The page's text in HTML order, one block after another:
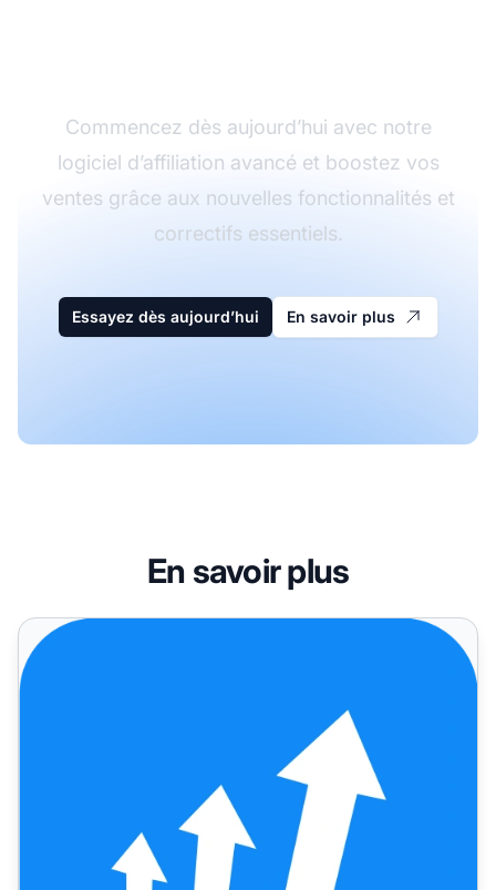
Commencez dès aujourd’hui avec notre
logiciel d’affiliation avancé et boostez vos
ventes grâce aux nouvelles fonctionnalités et
correctifs essentiels.
Essayez dès aujourd’hui En savoir plus
En savoir plus
Améliorations et réparations de problèmes pour avril